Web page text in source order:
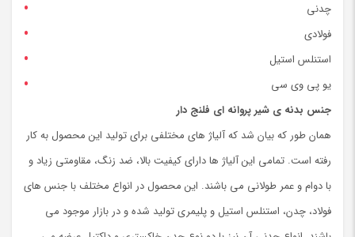
چدنی
فولادی
استنلس استیل
یو پی وی سی
جنس بدنه ی شیر پروانه ای فلنج دار
همان طور که بیان شد که آلیاژ های مختلفی برای تولید این محصول به کار
رفته است. تمامی این آلیاژ ها دارای کیفیت بالا، ‌ضد زنگ، مقاومتی زیاد و
با دوام و عمر طولانی می باشند. این محصول در انواع مختلف با جنس های
فولاد، چدن، استنلس استیل و پلیمری تولید شده و در بازار موجود می